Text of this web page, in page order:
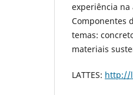
experiência na
Componentes
temas:
materiais
LATTES: http://